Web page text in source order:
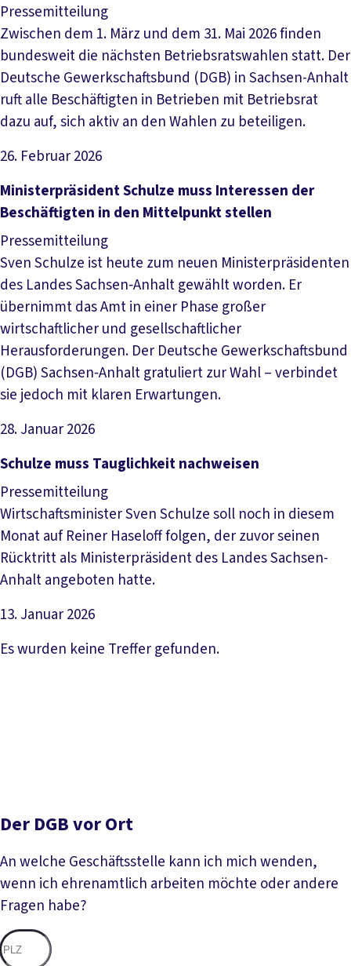
Pressemitteilung
Zwischen dem 1. März und dem 31. Mai 2026 finden
bundesweit die nächsten Betriebsratswahlen statt. Der
Deutsche Gewerkschaftsbund (DGB) in Sachsen-Anhalt
ruft alle Beschäftigten in Betrieben mit Betriebsrat
dazu auf, sich aktiv an den Wahlen zu beteiligen.
26. Februar 2026
Artikel lesen
Ministerpräsident Schulze muss Interessen der
Beschäftigten in den Mittelpunkt stellen
Pressemitteilung
Sven Schulze ist heute zum neuen Ministerpräsidenten
des Landes Sachsen‑Anhalt gewählt worden. Er
übernimmt das Amt in einer Phase großer
wirtschaftlicher und gesellschaftlicher
Herausforderungen. Der Deutsche Gewerkschaftsbund
(DGB) Sachsen‑Anhalt gratuliert zur Wahl – verbindet
sie jedoch mit klaren Erwartungen.
28. Januar 2026
Artikel lesen
Schulze muss Tauglichkeit nachweisen
Pressemitteilung
Wirtschaftsminister Sven Schulze soll noch in diesem
Monat auf Reiner Haseloff folgen, der zuvor seinen
Rücktritt als Ministerpräsident des Landes Sachsen-
Anhalt angeboten hatte.
13. Januar 2026
Artikel lesen
Es wurden keine Treffer gefunden.
Der DGB vor Ort
An welche Geschäftsstelle kann ich mich wenden,
wenn ich ehrenamtlich arbeiten möchte oder andere
Fragen habe?